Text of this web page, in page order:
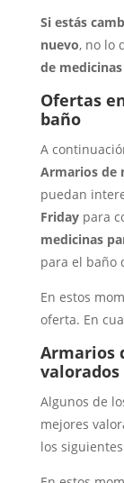
Si estás
nuevo, no lo
de
Ofertas
baño
A
Armarios de
puedan
Fridaypara
medicinas
para el baño
En estos
oferta. En
Armarios
valorados
Algunos de
mejores
los